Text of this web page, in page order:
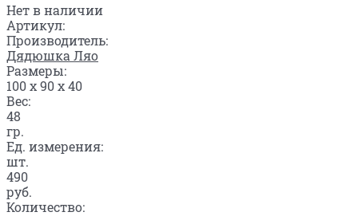
Нет в наличии
Артикул:
Производитель:
Дядюшка Ляо
Размеры:
100 x 90 x 40
Вес:
48
гр.
Ед. измерения:
шт.
490
руб.
Количество: